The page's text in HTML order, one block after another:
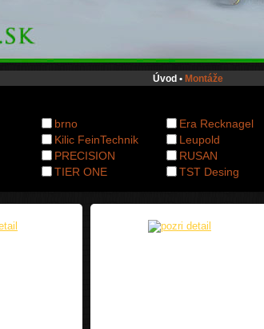
Úvod • Montáže
brno Era Recknagel
Kilic FeinTechnik Leupold
PRECISION RUSAN
TIER ONE TST Desing